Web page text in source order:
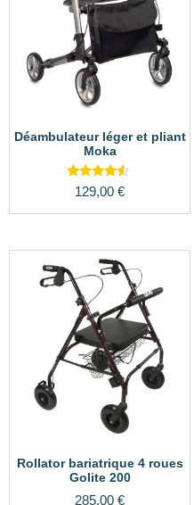
Déambulateur léger et pliant
Moka
Note
4.33
sur 5
129,00 €
Rollator bariatrique 4 roues
Golite 200
285,00 €